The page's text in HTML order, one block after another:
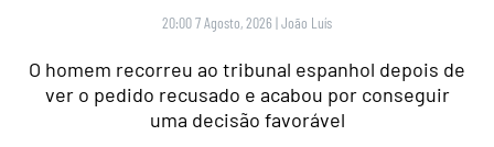
20:00 7 Agosto, 2026 |João Luís
O homem recorreu ao tribunal espanhol depois de
ver o pedido recusado e acabou por conseguir
uma decisão favorável